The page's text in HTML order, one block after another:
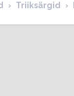
› Triiksärgid ›